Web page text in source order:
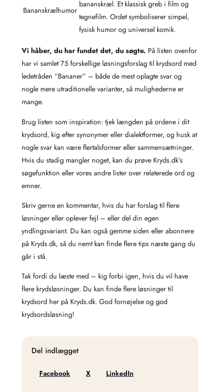
Bananskrælhumor
bananskræl. Et klassisk greb i film og
tegnefilm. Ordet symboliserer simpel,
fysisk humor og universel komik.
Vi håber, du har fundet det, du søgte. På listen ovenfor
har vi samlet 75 forskellige løsningsforslag til krydsord med
ledetråden “Bananer” – både de mest oplagte svar og
nogle mere utraditionelle varianter, så mulighederne er
mange.
Brug listen som inspiration: tjek længden på ordene i dit
krydsord, kig efter synonymer eller dialektformer, og husk at
nogle svar kan være flertalsformer eller sammensætninger.
Hvis du stadig mangler noget, kan du prøve Kryds.dk’s
søgefunktion eller vores andre lister over relaterede ord og
emner.
Skriv gerne en kommentar, hvis du har forslag til flere
løsninger eller oplever fejl – eller del din egen
yndlingsvariant. Du kan også gemme siden eller abonnere
på Kryds.dk, så du nemt kan finde flere tips næste gang du
går i stå.
Tak fordi du læste med – kig forbi igen, hvis du vil have
flere krydsløsninger. Du kan finde flere løsninger til
krydsord her på Kryds.dk. God fornøjelse og god
krydsordsløsning!
Del indlægget
Facebook X LinkedIn